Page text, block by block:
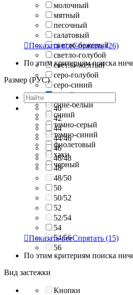
молочный
мятный
песочный
салатовый
светло-бежевый
светло-голубой
светло-желтый
серо-голубой
серо-синий
серый
сине-белый
синий
темно-серый
темно-синий
фиолетовый
хаки
черный
Показать всеСпрятать(26)
По этим критериям поиска
Размер (РУС)
40
42
44
44/46
46
46/48
48
48/50
50
50/52
52
52/54
54
54/56
56
Показать всеСпрятать (15)
По этим критериям поиска
Вид застежки
Кнопки